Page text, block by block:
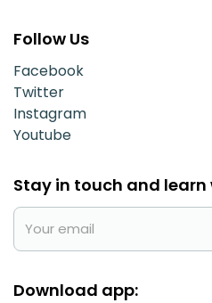
Follow Us
Facebook
Twitter
Instagram
Youtube
Stay in touch and learn
Download app: